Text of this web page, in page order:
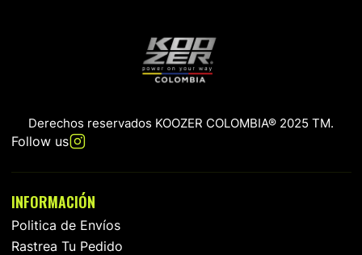
Derechos reservados KOOZER COLOMBIA® 2025 TM.
Follow us
INFORMACIÓN
Politica de Envíos
Rastrea Tu Pedido